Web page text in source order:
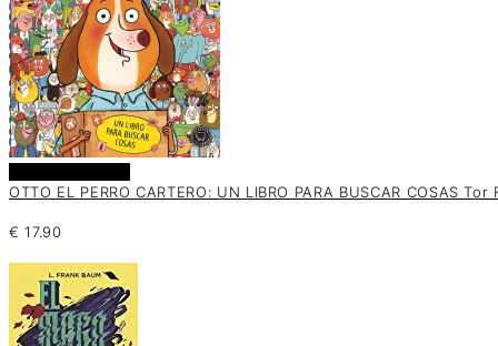
OTTO EL PERRO CARTERO: UN LIBRO PARA BUSCAR COSAS Tor
€ 17.90